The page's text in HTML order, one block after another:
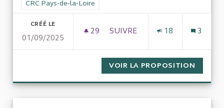
Filtrer les résultats pour le secteur : CRC Pays-de-la-Loire
CRC Pays-de-la-Loire
CRÉÉ LE
01/09/2025
29 29 ABONNÉS
SUIVRE 18 3
VOIR LA PROPOSITION